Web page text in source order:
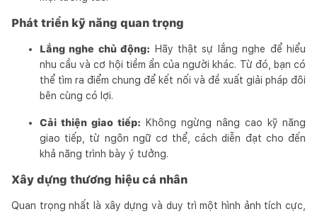
Phát triển kỹ năng quan trọng
Lắng nghe chủ động: Hãy thật sự lắng nghe để hiểu
nhu cầu và cơ hội tiềm ẩn của người khác. Từ đó, bạn có
thể tìm ra điểm chung để kết nối và đề xuất giải pháp đôi
bên cùng có lợi.
Cải thiện giao tiếp: Không ngừng nâng cao kỹ năng
giao tiếp, từ ngôn ngữ cơ thể, cách diễn đạt cho đến
khả năng trình bày ý tưởng.
Xây dựng thương hiệu cá nhân
Quan trọng nhất là xây dựng và duy trì một hình ảnh tích cực,